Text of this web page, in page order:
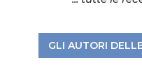
GLI AUTORI